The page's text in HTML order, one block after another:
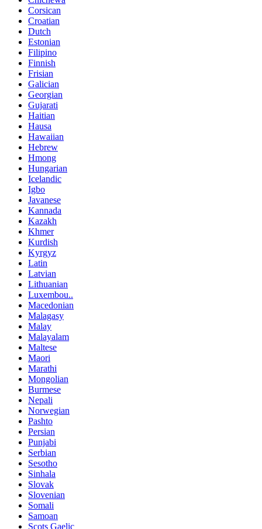
Corsican
Croatian
Dutch
Estonian
Filipino
Finnish
Frisian
Galician
Georgian
Gujarati
Haitian
Hausa
Hawaiian
Hebrew
Hmong
Hungarian
Icelandic
Igbo
Javanese
Kannada
Kazakh
Khmer
Kurdish
Kyrgyz
Latin
Latvian
Lithuanian
Luxembou..
Macedonian
Malagasy
Malay
Malayalam
Maltese
Maori
Marathi
Mongolian
Burmese
Nepali
Norwegian
Pashto
Persian
Punjabi
Serbian
Sesotho
Sinhala
Slovak
Slovenian
Somali
Samoan
Scots Gaelic